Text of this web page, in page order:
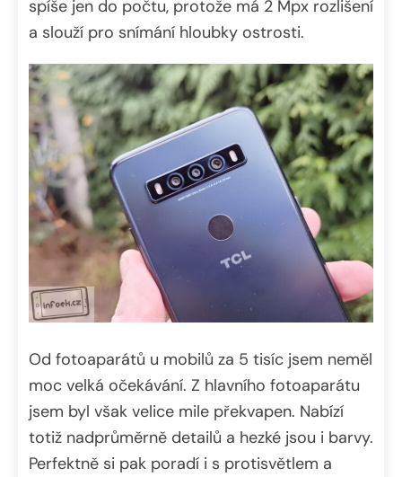
spíše jen do počtu, protože má 2 Mpx rozlišení
a slouží pro snímání hloubky ostrosti.
Od fotoaparátů u mobilů za 5 tisíc jsem neměl
moc velká očekávání. Z hlavního fotoaparátu
jsem byl však velice mile překvapen. Nabízí
totiž nadprůměrně detailů a hezké jsou i barvy.
Perfektně si pak poradí i s protisvětlem a